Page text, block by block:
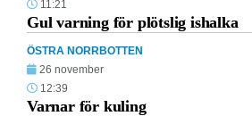
11:21
Gul varning för plötslig ishalka
ÖSTRA NORRBOTTEN
26 november
12:39
Varnar för kuling